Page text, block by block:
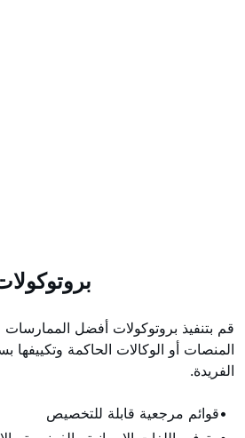
قم بتنفيذ بروتوكولات أفضل الممارسات
المنصات أو الوكالات الحاكمة
الفريدة.
قوائم مرجعية قابلة للتخصيص